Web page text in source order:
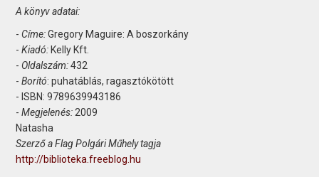
A könyv adatai:
- Címe:Gregory Maguire: A boszorkány
-Kiadó: Kelly Kft.
- Oldalszám:432
-Borító: puhatáblás, ragasztókötött
- ISBN: 9789639943186
-Megjelenés:2009
Natasha
Szerző a Flag Polgári Műhely tagja
http://biblioteka.freeblog.hu